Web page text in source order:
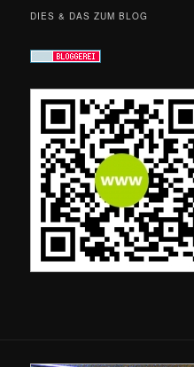
DIES & DAS ZUM BLOG